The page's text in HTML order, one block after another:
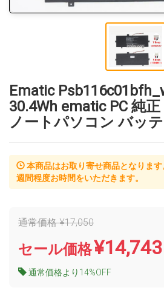
Ematic
30.4Wh ematic PC 純正
ノートパソコン バッ
本商品はお取り寄せ商品となりま
週間程度お時間をいただきます。
通常価格 ¥17,050
セール価格¥14,743
通常価格より14%OFF